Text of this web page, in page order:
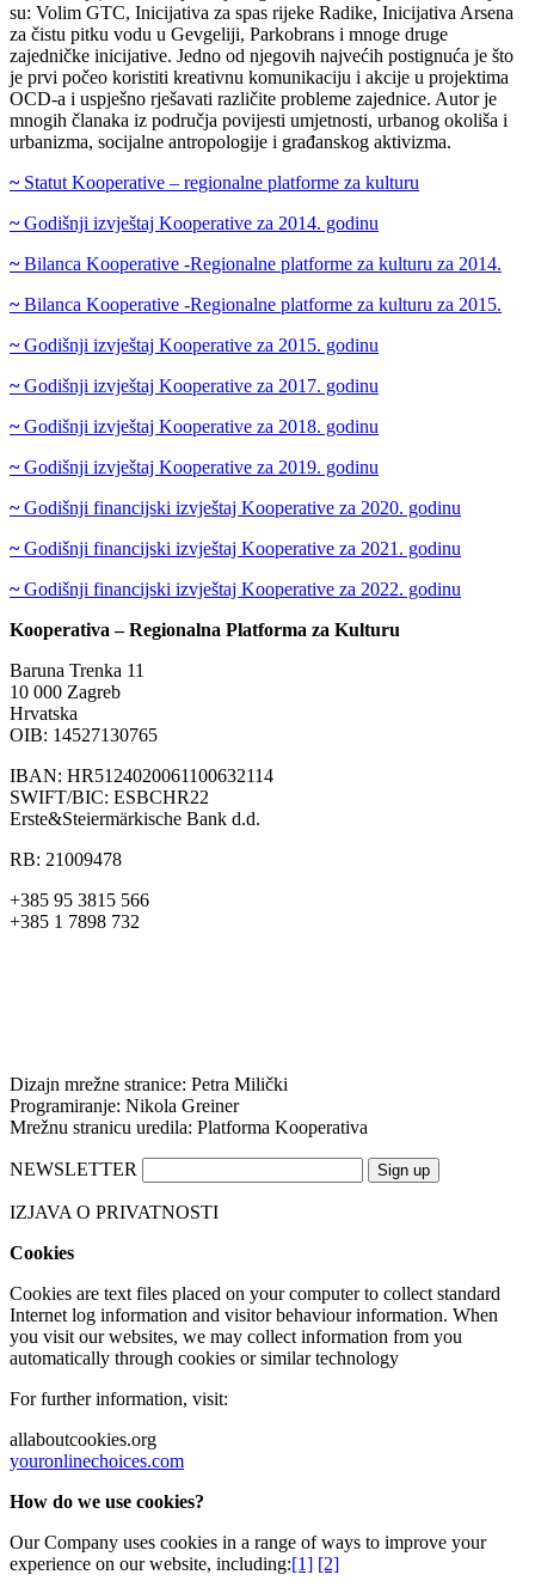
su: Volim GTC, Inicijativa za spas rijeke Radike, Inicijativa Arsena
za čistu pitku vodu u Gevgeliji, Parkobrans i mnoge druge
zajedničke inicijative. Jedno od njegovih najvećih postignuća je što
je prvi počeo koristiti kreativnu komunikaciju i akcije u projektima
OCD-a i uspješno rješavati različite probleme zajednice. Autor je
mnogih članaka iz područja povijesti umjetnosti, urbanog okoliša i
urbanizma, socijalne antropologije i građanskog aktivizma.
~ Statut Kooperative – regionalne platforme za kulturu
~Godišnji izvještaj Kooperative za 2014. godinu
~Bilanca Kooperative -Regionalne platforme za kulturu za 2014.
~Bilanca Kooperative -Regionalne platforme za kulturu za 2015.
~Godišnji izvještaj Kooperative za 2015. godinu
~Godišnji izvještaj Kooperative za 2017. godinu
~Godišnji izvještaj Kooperative za 2018. godinu
~Godišnji izvještaj Kooperative za 2019. godinu
~Godišnji financijski izvještaj Kooperative za 2020. godinu
~Godišnji financijski izvještaj Kooperative za 2021. godinu
~Godišnji financijski izvještaj Kooperative za 2022. godinu
Kooperativa – Regionalna Platforma za Kulturu
Baruna Trenka 11
10 000 Zagreb
Hrvatska
OIB: 14527130765
IBAN: HR5124020061100632114
SWIFT/BIC: ESBCHR22
Erste&Steiermärkische Bank d.d.
RB: 21009478
+385 95 3815 566
+385 1 7898 732
Dizajn mrežne stranice: Petra Milički
Programiranje: Nikola Greiner
Mrežnu stranicu uredila: Platforma Kooperativa
NEWSLETTER
IZJAVA O PRIVATNOSTI
Cookies
Cookies are text files placed on your computer to collect standard
Internet log information and visitor behaviour information. When
you visit our websites, we may collect information from you
automatically through cookies or similar technology
For further information, visit:
allaboutcookies.org
youronlinechoices.com
How do we use cookies?
Our Company uses cookies in a range of ways to improve your
experience on our website, including:[1] [2]